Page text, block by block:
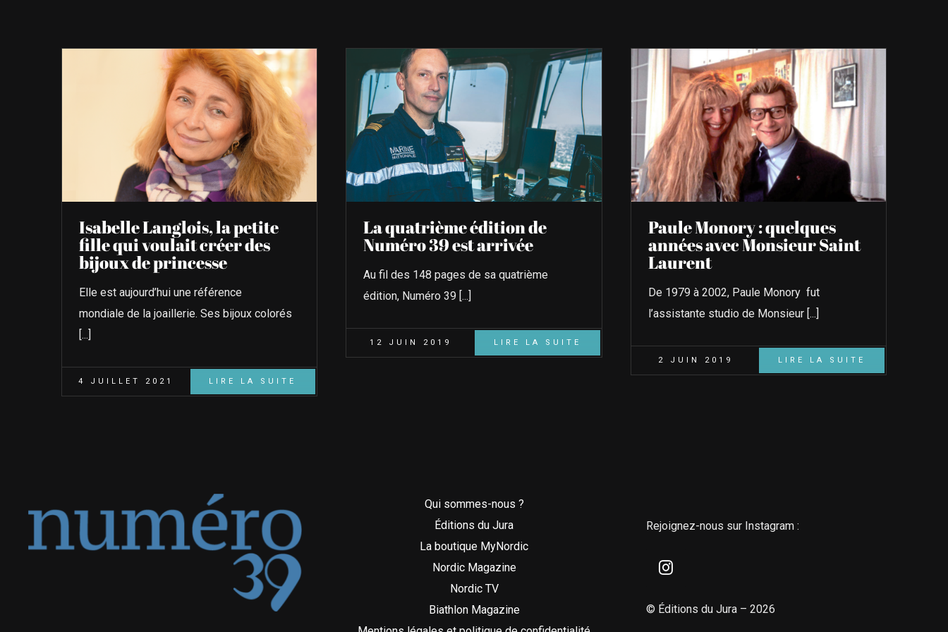
Isabelle Langlois, la petite
fille qui voulait créer des
bijoux de princesse
Elle est aujourd’hui une référence
mondiale de la joaillerie. Ses bijoux colorés
[...]
4 JUILLET 2021 LIRE LA SUITE
La quatrième édition de
Numéro 39 est arrivée
Au fil des 148 pages de sa quatrième
édition, Numéro 39 [...]
12 JUIN 2019 LIRE LA SUITE
Paule Monory : quelques
années avec Monsieur Saint
Laurent
De 1979 à 2002, Paule Monory fut
l’assistante studio de Monsieur [...]
2 JUIN 2019 LIRE LA SUITE
Qui sommes-nous ?
Éditions du Jura
La boutique MyNordic
Nordic Magazine
Nordic TV
Biathlon Magazine
Rejoignez-nous sur Instagram :
© Éditions du Jura – 2026